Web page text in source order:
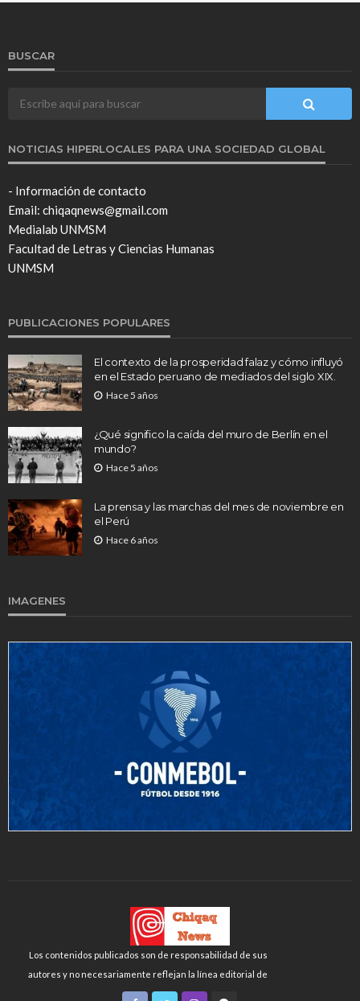
BUSCAR
NOTICIAS HIPERLOCALES PARA UNA SOCIEDAD GLOBAL
- Información de contacto
Email: chiqaqnews@gmail.com
Medialab UNMSM
Facultad de Letras y Ciencias Humanas
UNMSM
PUBLICACIONES POPULARES
El contexto de la prosperidad falaz y cómo influyó
en el Estado peruano de mediados del siglo XIX.
Hace 5 años
¿Qué significo la caída del muro de Berlín en el
mundo?
Hace 5 años
La prensa y las marchas del mes de noviembre en
el Perú
Hace 6 años
IMAGENES
Los contenidos publicados son de responsabilidad de sus
autores y no necesariamente reflejan la línea editorial de
Chiqaq News o de la FLCH-UNMSM.